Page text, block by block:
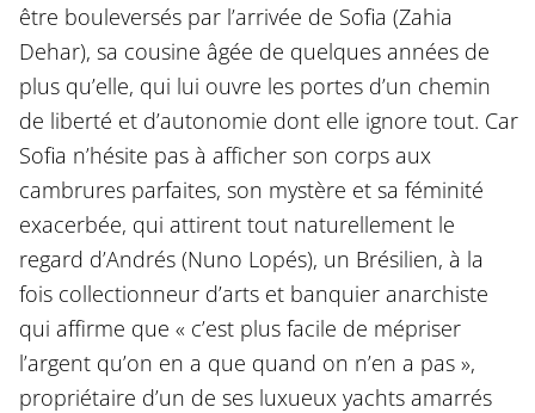
être bouleversés par l’arrivée de Sofia (Zahia
Dehar), sa cousine âgée de quelques années de
plus qu’elle, qui lui ouvre les portes d’un chemin
de liberté et d’autonomie dont elle ignore tout. Car
Sofia n’hésite pas à afficher son corps aux
cambrures parfaites, son mystère et sa féminité
exacerbée, qui attirent tout naturellement le
regard d’Andrés (Nuno Lopés), un Brésilien, à la
fois collectionneur d’arts et banquier anarchiste
qui affirme que « c’est plus facile de mépriser
l’argent qu’on en a que quand on n’en a pas »,
propriétaire d’un de ses luxueux yachts amarrés